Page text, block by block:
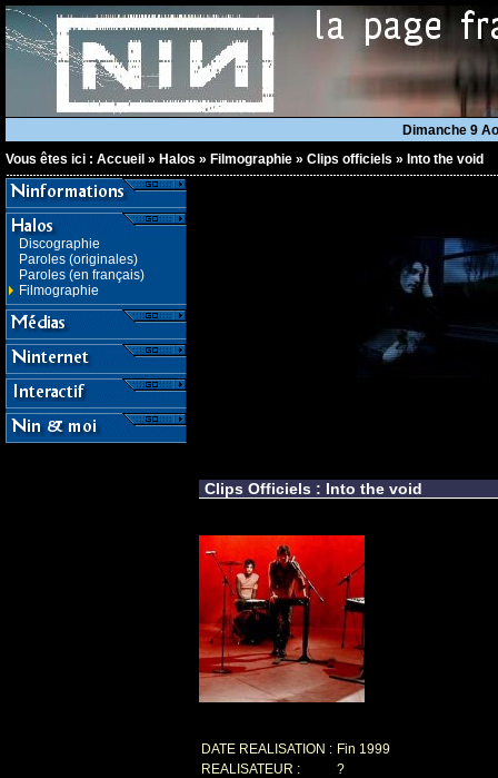
Dimanche 9
Vous êtes ici : Accueil » Halos » Filmographie » Clips officiels » Into the void
Discographie
Paroles (originales)
Paroles (en français)
Filmographie
Clips Officiels : Into the void
DATE REALISATION : Fin 1999
REALISATEUR :
?